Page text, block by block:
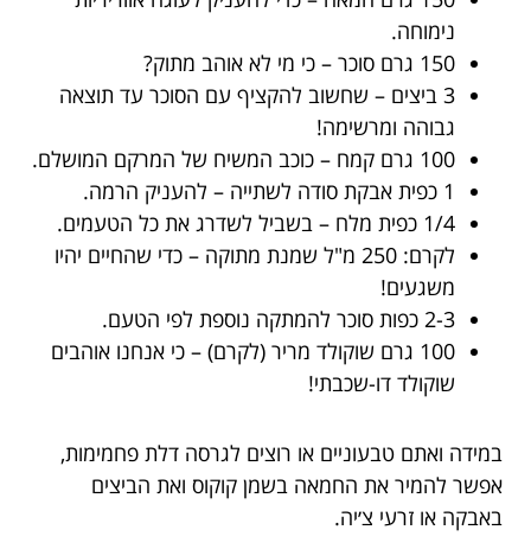
נימוחה.
150 גרם סוכר – כי מי לא אוהב מתוק?
3 ביצים – שחשוב להקציף עם הסוכר עד תוצאה
גבוהה ומרשימה!
100 גרם קמח – כוכב המשיח של המרקם המושלם.
1 כפית אבקת סודה לשתייה – להעניק הרמה.
1/4 כפית מלח – בשביל לשדרג את כל הטעמים.
לקרם: 250 מ"ל שמנת מתוקה – כדי שהחיים יהיו
משגעים!
2-3 כפות סוכר להמתקה נוספת לפי הטעם.
100 גרם שוקולד מריר (לקרם) – כי אנחנו אוהבים
שוקולד דו-שכבתי!
במידה ואתם טבעוניים או רוצים לגרסה דלת פחמימות,
אפשר להמיר את החמאה בשמן קוקוס ואת הביצים
באבקה או זרעי צ׳יה.